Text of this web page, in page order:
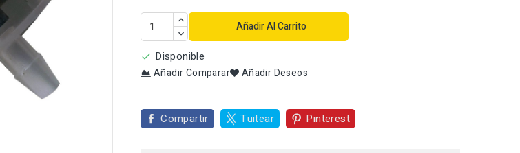
Añadir Al Carrito
 Disponible
Añadir Comparar Añadir Deseos
Compartir Tuitear Pinterest